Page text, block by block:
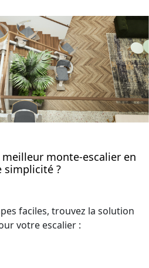
monte-escalier en
simplicité ?
faciles, trouvez la solution
votre escalier :